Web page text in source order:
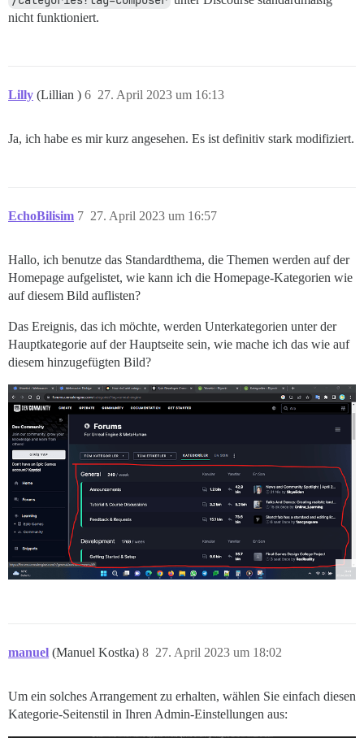
nicht funktioniert.
Lilly (Lillian ) 27. April 2023 um 16:13
6
Ja, ich habe es mir kurz angesehen. Es ist definitiv stark modifiziert.
EchoBilisim 27. April 2023 um 16:57
7
Hallo, ich benutze das Standardthema, die Themen werden auf der
Homepage aufgelistet, wie kann ich die Homepage-Kategorien wie
auf diesem Bild auflisten?
Das Ereignis, das ich möchte, werden Unterkategorien unter der
Hauptkategorie auf der Hauptseite sein, wie mache ich das wie auf
diesem hinzugefügten Bild?
manuel (Manuel Kostka) 27. April 2023 um 18:02
8
Um ein solches Arrangement zu erhalten, wählen Sie einfach diesen
Kategorie-Seitenstil in Ihren Admin-Einstellungen aus: